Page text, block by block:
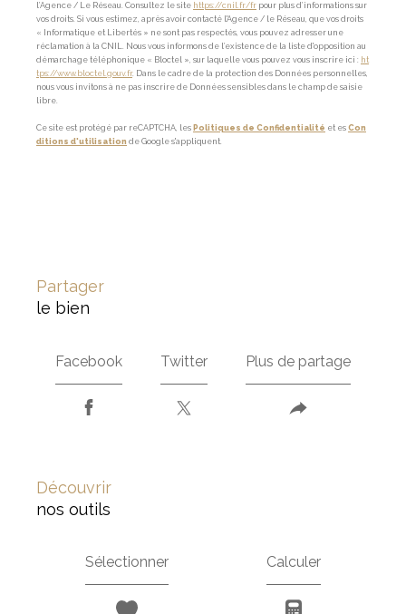
l’Agence / Le Réseau. Consultez le site https://cnil.fr/fr pour plus d’informations sur
vos droits. Si vous estimez, après avoir contacté l'Agence / le Réseau, que vos droits
« Informatique et Libertés » ne sont pas respectés, vous pouvez adresser une
réclamation à la CNIL. Nous vous informons de l’existence de la liste d'opposition au
démarchage téléphonique « Bloctel », sur laquelle vous pouvez vous inscrire ici : ht
tps://www.bloctel.gouv.fr. Dans le cadre de la protection des Données personnelles,
nous vous invitons à ne pas inscrire de Données sensibles dans le champ de saisie
libre.
Ce site est protégé par reCAPTCHA, les Politiques de Confidentialité et es Con
ditions d'utilisation de Google s'appliquent.
partager
le bien
Facebook Twitter Plus de partage
découvrir
nos outils
Sélectionner Calculer